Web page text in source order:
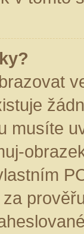
musíte